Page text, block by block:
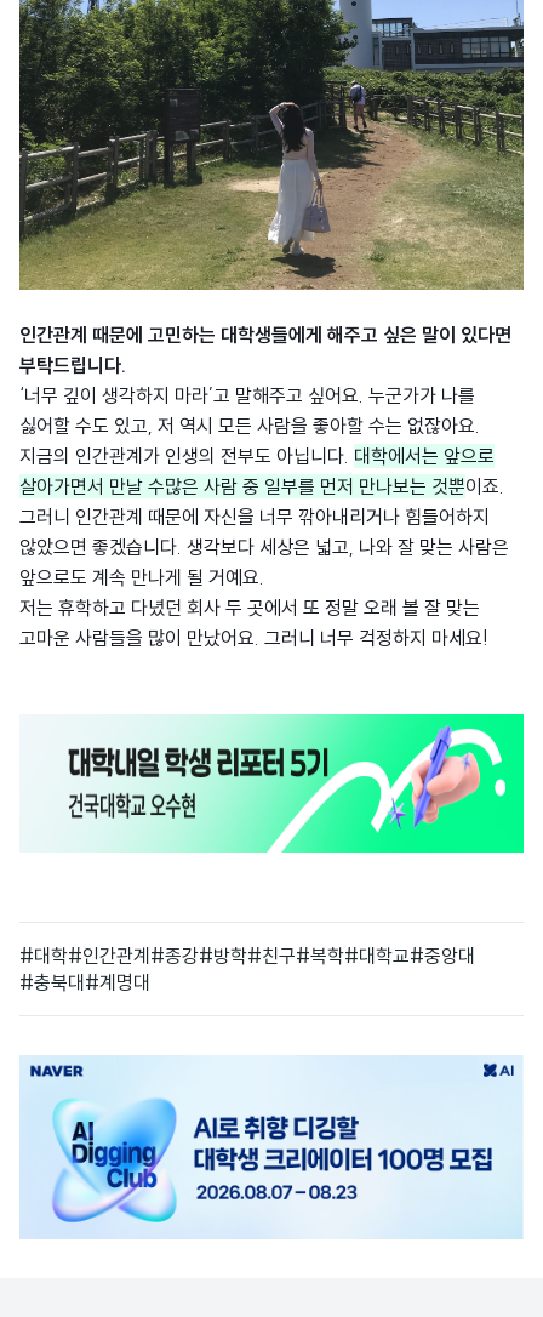
인간관계 때문에 고민하는 대학생들에게 해주고 싶은 말이 있다면
부탁드립니다.
‘너무 깊이 생각하지 마라’고 말해주고 싶어요. 누군가가 나를
싫어할 수도 있고, 저 역시 모든 사람을 좋아할 수는 없잖아요.
지금의 인간관계가 인생의 전부도 아닙니다. 대학에서는 앞으로
살아가면서 만날 수많은 사람 중 일부를 먼저 만나보는 것뿐이죠.
그러니 인간관계 때문에 자신을 너무 깎아내리거나 힘들어하지
않았으면 좋겠습니다. 생각보다 세상은 넓고, 나와 잘 맞는 사람은
앞으로도 계속 만나게 될 거예요.
저는 휴학하고 다녔던 회사 두 곳에서 또 정말 오래 볼 잘 맞는
고마운 사람들을 많이 만났어요. 그러니 너무 걱정하지 마세요!
#대학#인간관계 #종강#방학#친구#복학#대학교#중앙대
#충북대 #계명대
광